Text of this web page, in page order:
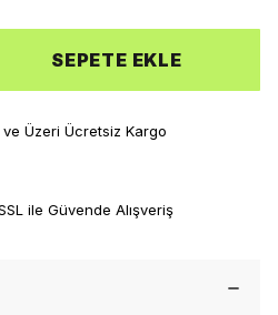
SEPETE EKLE
Üzeri Ücretsiz Kargo
ile Güvende Alışveriş